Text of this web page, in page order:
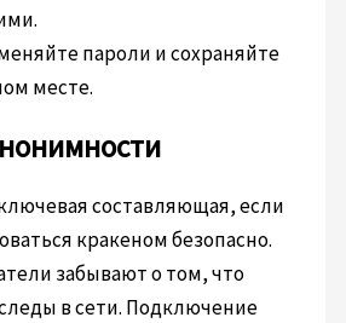
пароли и сохраняйте
месте.
составляющая, если
кракеном безопасно.
забывают о том, что
в сети. Подключение